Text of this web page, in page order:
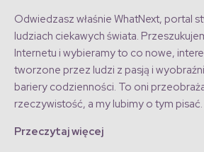
Odwiedzasz właśnie WhatNext, portal
ludziach ciekawych świata.
Internetu i wybieramy to co nowe,
tworzone przez ludzi z pasją i
bariery codzienności. To oni
rzeczywistość, a my lubimy o tym pisać.
Przeczytaj więcej